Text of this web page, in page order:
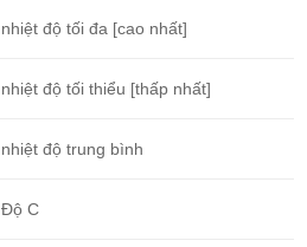
nhiệt độ tối đa [cao nhất]
nhiệt độ tối thiểu [thấp nhất]
nhiệt độ trung bình
Độ C